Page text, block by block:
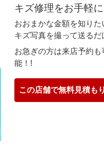
キズ修理をお手軽に
おおまかな金額を知りた
キズ写真を撮って送るだ
お急ぎの方は来店予約も
能！!
この店舗で無料見積も